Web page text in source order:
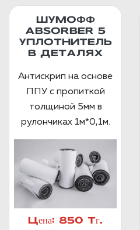
ШУМОФФ
ABSORBER 5
УПЛОТНИТЕЛЬ
В ДЕТАЛЯХ
Антискрип на основе
ППУ с пропиткой
толщиной 5мм в
рулончиках 1м*0,1м.
Цена: 850 Тг.